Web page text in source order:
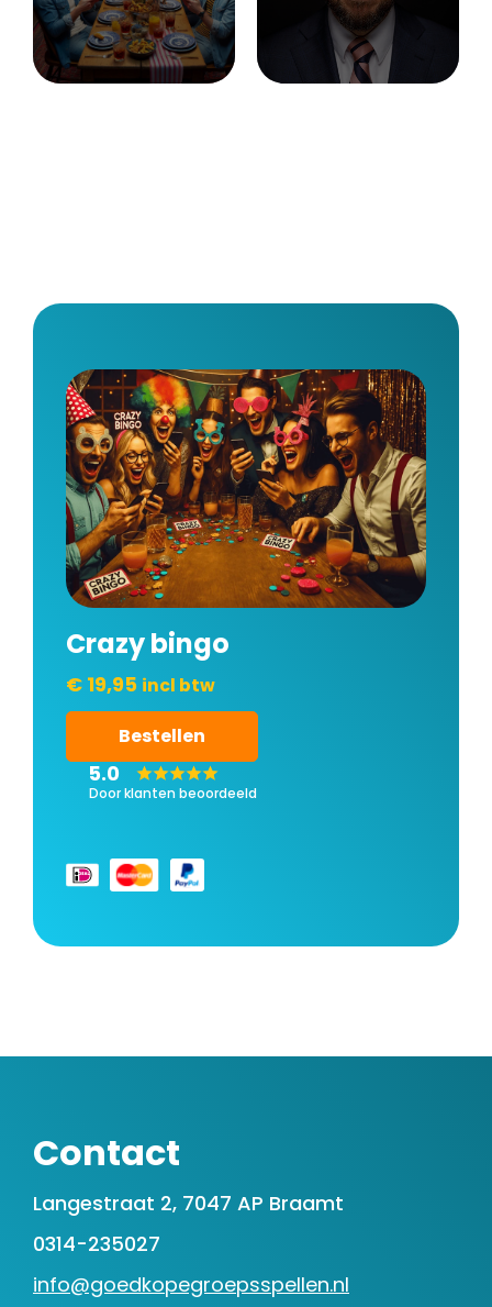
Crazy bingo
€ 19,95 incl btw
Bestellen
5.0
Door klanten beoordeeld
Contact
Langestraat 2, 7047 AP Braamt
0314-235027
info@goedkopegroepsspellen.nl